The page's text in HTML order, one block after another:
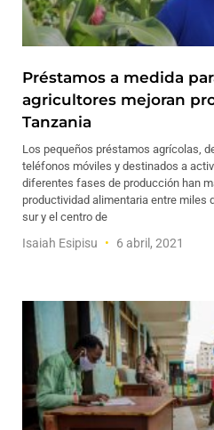
Préstamos a medida
agricultores mejoran
Tanzania
Los pequeños préstamos agrícolas,
teléfonos móviles y destinados a
diferentes fases de producción han
productividad alimentaria entre miles
sur y el centro de
Isaiah Esipisu 6 abril, 2021